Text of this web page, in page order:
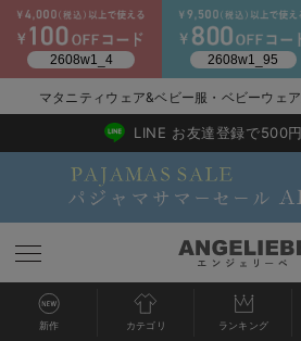
マタニティウェア&ベビー服・ベビーウェ
2026/
送料495円(一部地域を除く) 7,700
LINE お友達登録で500
新作 カテゴリ ランキング